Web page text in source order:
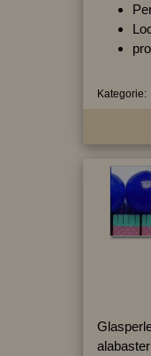
Kategorie: